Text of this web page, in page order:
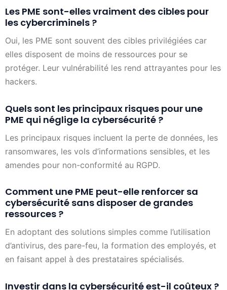
Les PME sont-elles vraiment des cibles pour
les cybercriminels ?
Oui, les PME sont souvent des cibles privilégiées car
elles disposent de moins de ressources pour se
protéger. Leur vulnérabilité les rend attrayantes pour les
hackers.
Quels sont les principaux risques pour une
PME qui néglige la cybersécurité ?
Les principaux risques incluent la perte de données, les
ransomwares, les vols d’informations sensibles, et les
amendes pour non-conformité au RGPD.
Comment une PME peut-elle renforcer sa
cybersécurité sans disposer de grandes
ressources ?
En adoptant des solutions simples comme l’utilisation
d’antivirus, des pare-feu, la formation des employés, et
en faisant appel à des prestataires spécialisés.
Investir dans la cybersécurité est-il coûteux ?